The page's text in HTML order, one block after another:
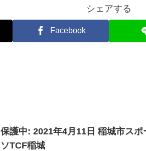
シェアする
Facebook
保護中: 2021年4月11日 稲城市ス
ソTCF稲城